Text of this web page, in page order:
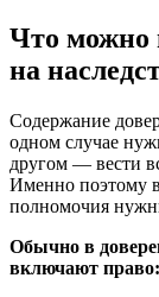
Что можно
на
Содержание
одном случае
другом — вести
Именно поэтому
полномочия
Обычно в
включают право: